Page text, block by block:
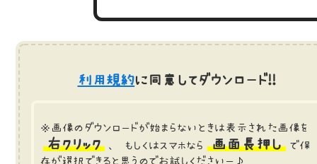
利用規約に同意してダウンロード!!
※画像のダウンロードが始まらないときは表示された画像を
右クリック 、 もしくはスマホなら 画面長押し
で保
存が選択できると思うのでお試しくださいー♪